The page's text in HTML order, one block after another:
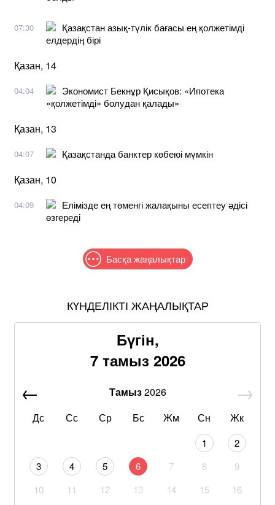
07:30
Қазақстан азық-түлік бағасы ең қолжетімді
елдердің бірі
Қазан, 14
04:04
Экономист Бекнұр Қисықов: «Ипотека
«қолжетімді» болудан қалады»
Қазан, 13
04:07 Қазақстанда банктер көбеюі мүмкін
Қазан, 10
04:09
Елімізде ең төменгі жалақыны есептеу әдісі
өзгереді
Басқа жаңалықтар
КҮНДЕЛІКТІ ЖАҢАЛЫҚТАР
Бүгін,
7 тамыз 2026
Тамыз2026
Дс
Сс Ср Бс Жм Сн Жк
1
2
3
4 5 6 7 8
9
10
11 12 13 14 15
16